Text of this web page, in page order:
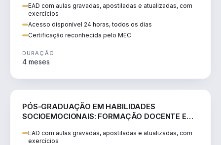
EAD com aulas gravadas, apostiladas e atualizadas, com
exercícios
Acesso disponível 24 horas, todos os dias
Certificação reconhecida pelo MEC
DURAÇÃO
4 meses
PÓS-GRADUAÇÃO EM HABILIDADES
SOCIOEMOCIONAIS: FORMAÇÃO DOCENTE E
EAD com aulas gravadas, apostiladas e atualizadas, com
exercícios